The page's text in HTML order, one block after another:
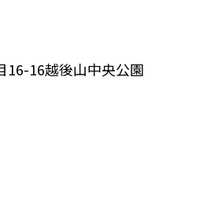
16-16越後山中央公園